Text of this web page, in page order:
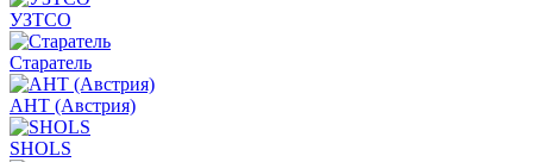
УЗТСО
Старатель
АНТ (Австрия)
SHOLS